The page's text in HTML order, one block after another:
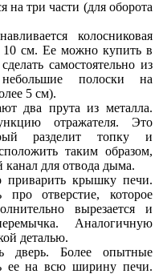
на три части (для оборота
колосниковая
10 см. Ее можно купить в
самостоятельно из
полоски на
5 см).
два прута из металла.
отражателя. Это
разделит топку и
таким образом,
канал для отвода дыма.
крышку печи.
отверстие, которое
вырезается и
Аналогичную
деталью.
дверь. Более опытные
ее на всю ширину печи.